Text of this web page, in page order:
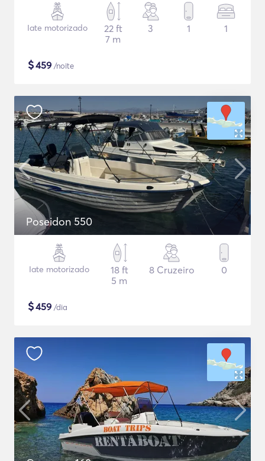
Iate motorizado
22 ft
7 m
3 1 1
$459 /noite
Poseidon 550
Iate motorizado
18 ft
5 m
8 Cruzeiro 0
$459 /dia